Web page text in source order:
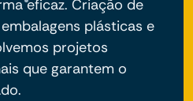
eficaz. Criação de
plásticas e
projetos
que garantem o